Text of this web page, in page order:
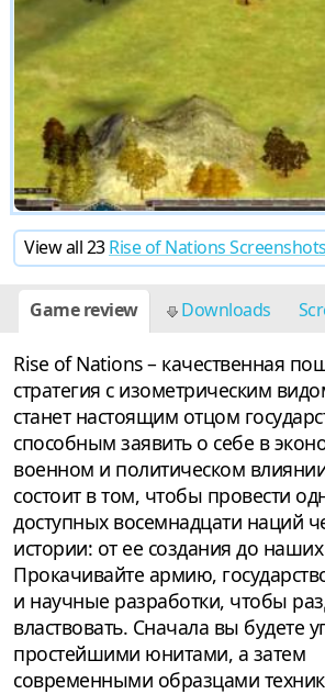
View all 23Rise of Nations Screenshots
Game review Downloads
Rise of Nations – качественная
стратегия с изометрическим
станет настоящим отцом
способным заявить о себе в
военном и политическом
состоит в том, чтобы провести
доступных восемнадцати наций
истории: от ее создания до
Прокачивайте армию,
и научные разработки, чтобы
властвовать. Сначала вы будете
простейшими юнитами, а затем
современными образцами